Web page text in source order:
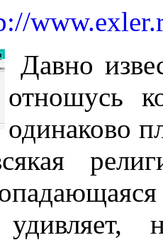
Давно
отношусь
одинаково